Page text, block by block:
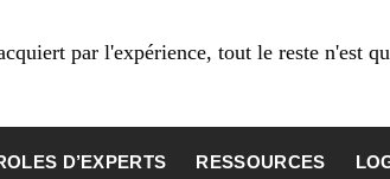
par l'expérience, tout le reste n'est
D’EXPERTS RESSOURCES